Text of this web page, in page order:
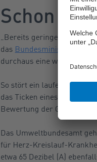
Schon
„Bereits geringe
das Bundesministerium
durchaus eine wichtige
So stört ein laufender
das Ticken eines Weckers
Bewertung der Geräusche
Das Umweltbundesamt
für Herz-Kreislauf-
etwa 65 Dezibel (A)